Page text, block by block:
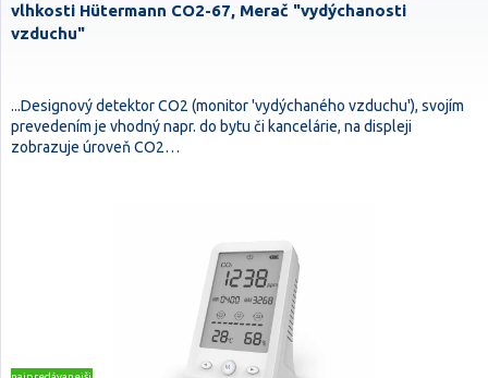
vlhkosti Hütermann CO2-67, Merač "vydýchanosti
vzduchu"
...Designový detektor CO2 (monitor 'vydýchaného vzduchu'), svojím
prevedením je vhodný napr. do bytu či kancelárie, na displeji
zobrazuje úroveň CO2…